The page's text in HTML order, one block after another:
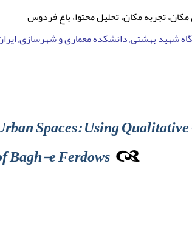
تجربه مکان، تحلیل محتوا، باغ فردوس
شهید بهشتی, دانشکده معماری و شهرسازی,
Spaces: Using
Bagh-e Ferdows